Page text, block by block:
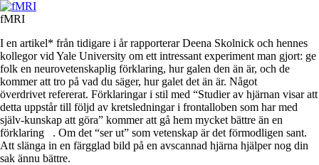
fMRI
I en artikel* från tidigare i år rapporterar Deena Skolnick och hennes
kollegor vid Yale University om ett intressant experiment man gjort: ge
folk en neurovetenskaplig förklaring, hur galen den än är, och de
kommer att tro på vad du säger, hur galet det än är. Något
överdrivet refererat. Förklaringar i stil med “Studier av hjärnan visar att
detta uppstår till följd av kretsledningar i frontalloben som har med
själv-kunskap att göra” kommer att gå hem mycket bättre än en
förklaring . Om det “ser ut” som vetenskap är det förmodligen sant.
Att slänga in en färgglad bild på en avscannad hjärna hjälper nog din
sak ännu bättre.